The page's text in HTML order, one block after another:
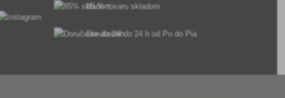
85 % tovaru skladom
Doručenie do 24 h od Po do Pia